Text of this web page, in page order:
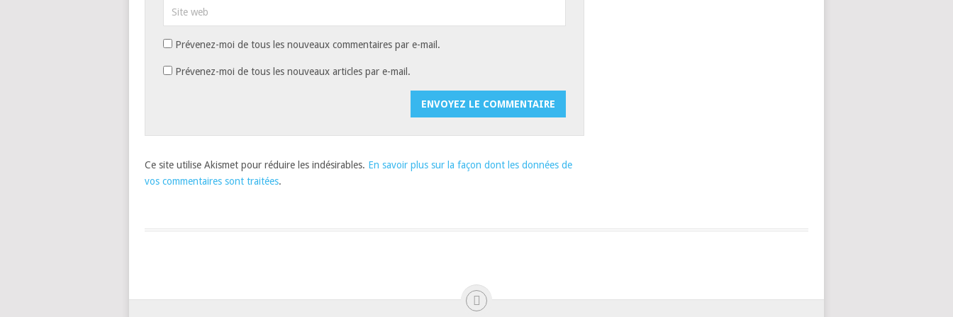
Prévenez-moi de tous les nouveaux commentaires par e-mail.
Prévenez-moi de tous les nouveaux articles par e-mail.
Ce site utilise Akismet pour réduire les indésirables. En savoir plus sur la façon dont les données de
vos commentaires sont traitées.